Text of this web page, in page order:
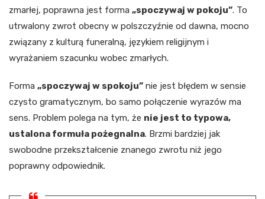
zmarłej, poprawna jest forma „spoczywaj w pokoju”. To
utrwalony zwrot obecny w polszczyźnie od dawna, mocno
związany z kulturą funeralną, językiem religijnym i
wyrażaniem szacunku wobec zmarłych.
Forma „spoczywaj w spokoju” nie jest błędem w sensie
czysto gramatycznym, bo samo połączenie wyrazów ma
sens. Problem polega na tym, że nie jest to typowa,
ustalona formuła pożegnalna. Brzmi bardziej jak
swobodne przekształcenie znanego zwrotu niż jego
poprawny odpowiednik.